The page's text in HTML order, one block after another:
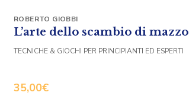
L’arte dello scambio di mazzo
35,00€
ROBERTO GIOBBI
TECNICHE & GIOCHI PER PRINCIPIANTI ED ESPERTI